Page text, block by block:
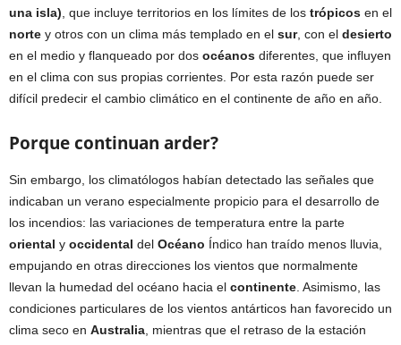
una isla), que incluye territorios en los límites de los trópicos en el
norte y otros con un clima más templado en el sur, con el desierto
en el medio y flanqueado por dos océanos diferentes, que influyen
en el clima con sus propias corrientes. Por esta razón puede ser
difícil predecir el cambio climático en el continente de año en año.
Porque continuan arder?
Sin embargo, los climatólogos habían detectado las señales que
indicaban un verano especialmente propicio para el desarrollo de
los incendios: las variaciones de temperatura entre la parte
oriental y occidental del Océano Índico han traído menos lluvia,
empujando en otras direcciones los vientos que normalmente
llevan la humedad del océano hacia el continente. Asimismo, las
condiciones particulares de los vientos antárticos han favorecido un
clima seco en Australia, mientras que el retraso de la estación